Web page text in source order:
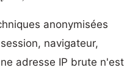
anonymisées
navigateur,
adresse IP brute n'est